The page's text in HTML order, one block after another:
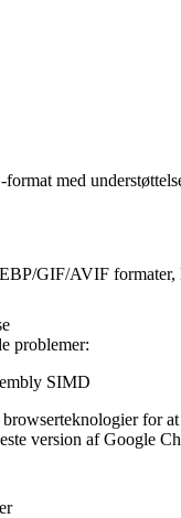
med
GIF/AVIF formater,
problemer:
SIMD
for
version af Google